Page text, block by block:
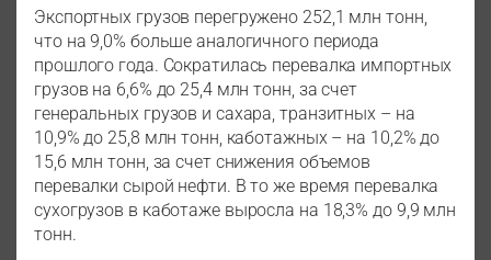
Экспортных грузов перегружено 252,1 млн тонн,
что на 9,0% больше аналогичного периода
прошлого года. Сократилась перевалка импортных
грузов на 6,6% до 25,4 млн тонн, за счет
генеральных грузов и сахара, транзитных – на
10,9% до 25,8 млн тонн, каботажных – на 10,2% до
15,6 млн тонн, за счет снижения объемов
перевалки сырой нефти. В то же время перевалка
сухогрузов в каботаже выросла на 18,3% до 9,9 млн
тонн.